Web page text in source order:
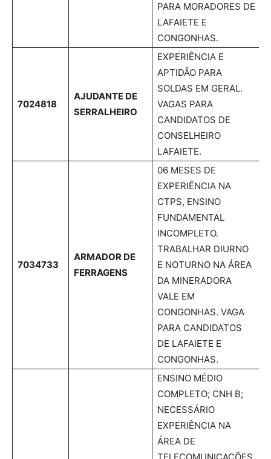
PARA MORADORES DE
LAFAIETE E
CONGONHAS.
7024818
AJUDANTE DE
SERRALHEIRO
EXPERIÊNCIA E
APTIDÃO PARA
SOLDAS EM GERAL.
VAGAS PARA
CANDIDATOS DE
CONSELHEIRO
LAFAIETE.
7034733
ARMADOR DE
FERRAGENS
06 MESES DE
EXPERIÊNCIA NA
CTPS, ENSINO
FUNDAMENTAL
INCOMPLETO.
TRABALHAR DIURNO
E NOTURNO NA ÁREA
DA MINERADORA
VALE EM
CONGONHAS. VAGA
PARA CANDIDATOS
DE LAFAIETE E
CONGONHAS.
ENSINO MÉDIO
COMPLETO; CNH B;
NECESSÁRIO
EXPERIÊNCIA NA
ÁREA DE